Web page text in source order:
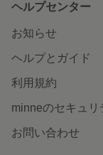
ヘルプセンター
お知らせ
ヘルプとガイド
利用規約
minneのセキュリ
お問い合わせ